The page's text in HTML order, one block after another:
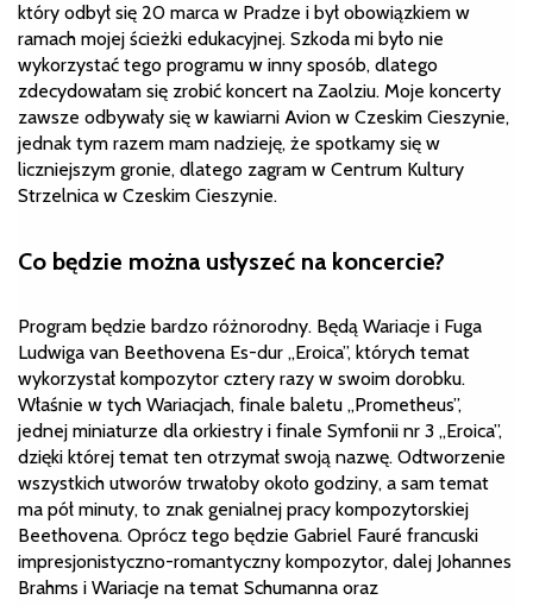
który odbył się 20 marca w Pradze i był obowiązkiem w
ramach mojej ścieżki edukacyjnej. Szkoda mi było nie
wykorzystać tego programu w inny sposób, dlatego
zdecydowałam się zrobić koncert na Zaolziu. Moje koncerty
zawsze odbywały się w kawiarni Avion w Czeskim Cieszynie,
jednak tym razem mam nadzieję, że spotkamy się w
liczniejszym gronie, dlatego zagram w Centrum Kultury
Strzelnica w Czeskim Cieszynie.
Co będzie można usłyszeć na koncercie?
Program będzie bardzo różnorodny. Będą Wariacje i Fuga
Ludwiga van Beethovena Es-dur „Eroica”, których temat
wykorzystał kompozytor cztery razy w swoim dorobku.
Właśnie w tych Wariacjach, finale baletu „Prometheus”,
jednej miniaturze dla orkiestry i finale Symfonii nr 3 „Eroica”,
dzięki której temat ten otrzymał swoją nazwę. Odtworzenie
wszystkich utworów trwałoby około godziny, a sam temat
ma pół minuty, to znak genialnej pracy kompozytorskiej
Beethovena. Oprócz tego będzie Gabriel Fauré francuski
impresjonistyczno-romantyczny kompozytor, dalej Johannes
Brahms i Wariacje na temat Schumanna oraz